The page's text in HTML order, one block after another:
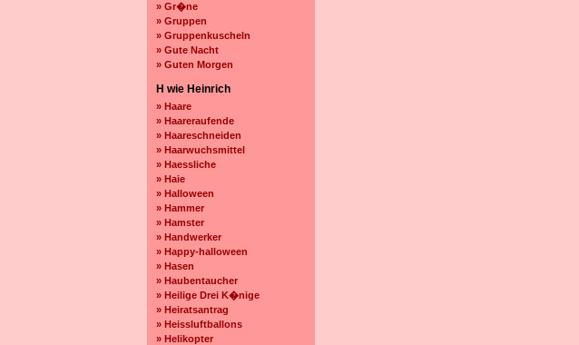
» Gr�ne
» Gruppen
» Gruppenkuscheln
» Gute Nacht
» Guten Morgen
H wie Heinrich
» Haare
» Haareraufende
» Haareschneiden
» Haarwuchsmittel
» Haessliche
» Haie
» Halloween
» Hammer
» Hamster
» Handwerker
» Happy-halloween
» Hasen
» Haubentaucher
» Heilige Drei K�nige
» Heiratsantrag
» Heissluftballons
» Helikopter